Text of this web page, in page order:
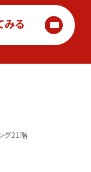
みる
グ21階